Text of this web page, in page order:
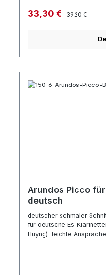
Verkaufspreis:
33,30 € Regulärer
39,20 €
Arundos Picco für Es-Klarinette
deutsch
deutscher schmaler
für deutsche Es-